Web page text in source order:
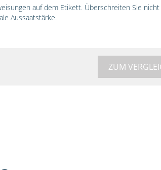
auf dem Etikett. Überschreiten Sie
Aussaatstärke.
ZUM